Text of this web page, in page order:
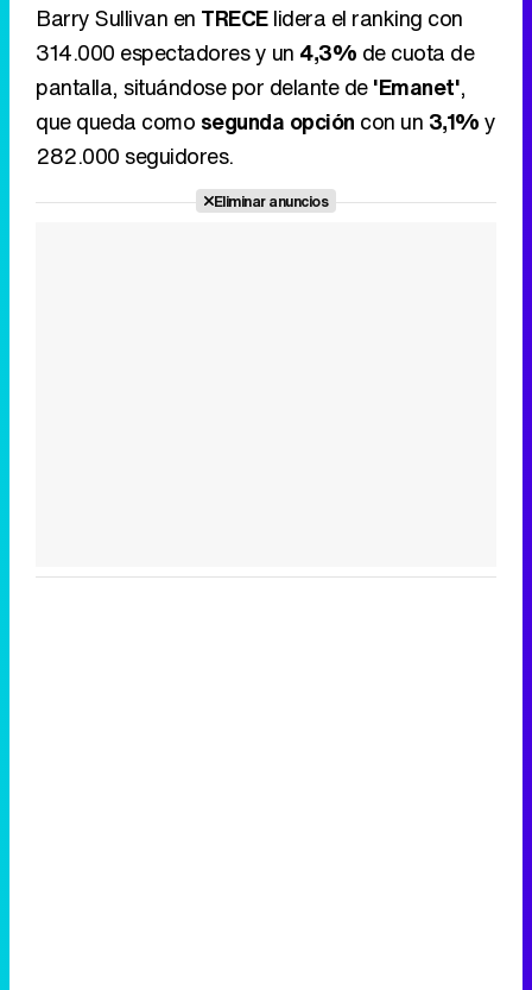
Barry Sullivan en TRECElidera el ranking con
314.000 espectadores y un 4,3% de cuota de
pantalla, situándose por delante de'Emanet',
que queda como segunda opción con un 3,1%y
282.000 seguidores.
Eliminar anuncios